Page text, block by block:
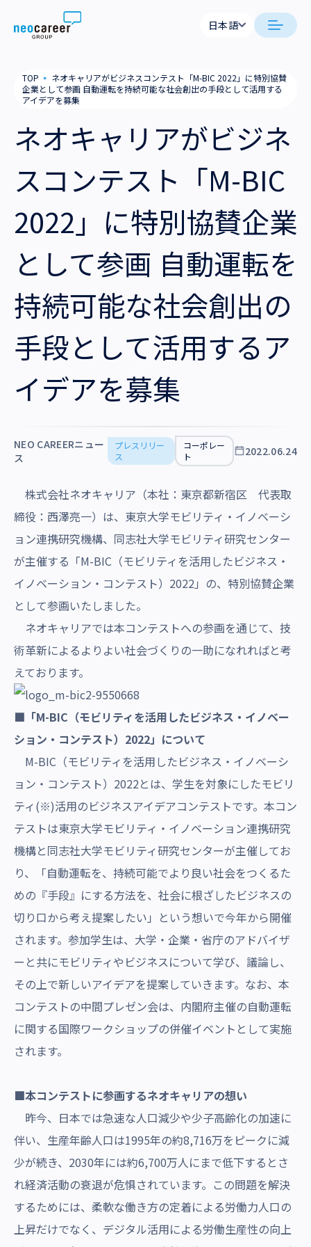
Skip to content
日本語
English
代表メッセージ
私たちの考え方
採用支援
就労支援
業務支援
企業情報
会社概要
役員一覧
拠点一覧
沿革・受賞歴
ニュース
サステナビリティ
採用情報
日本語
English
TOP ▪ ネオキャリアがビジネスコンテスト「M-BIC 2022」に特別協賛
企業として参画 自動運転を持続可能な社会創出の手段として活用する
アイデアを募集
ネオキャリアがビジネ
スコンテスト「M-BIC
2022」に特別協賛企業
として参画 自動運転を
持続可能な社会創出の
手段として活用するア
イデアを募集
NEO CAREERニュー
ス
プレスリリー
ス
コーポレー
ト
2022.06.24
株式会社ネオキャリア（本社：東京都新宿区 代表取
締役：西澤亮一）は、東京大学モビリティ・イノベーシ
ョン連携研究機構、同志社大学モビリティ研究センター
が主催する「M-BIC（モビリティを活用したビジネス・
イノベーション・コンテスト）2022」の、特別協賛企業
として参画いたしました。
ネオキャリアでは本コンテストへの参画を通じて、技
術革新によるよりよい社会づくりの一助になれればと考
えております。
■「M-BIC（モビリティを活用したビジネス・イノベー
ション・コンテスト）2022」について
M-BIC（モビリティを活用したビジネス・イノベーシ
ョン・コンテスト）2022とは、学生を対象にしたモビリ
ティ(※)活用のビジネスアイデアコンテストです。本コン
テストは東京大学モビリティ・イノベーション連携研究
機構と同志社大学モビリティ研究センターが主催してお
り、「自動運転を、持続可能でより良い社会をつくるた
めの『手段』にする方法を、社会に根ざしたビジネスの
切り口から考え提案したい」という想いで今年から開催
されます。参加学生は、大学・企業・省庁のアドバイザ
ーと共にモビリティやビジネスについて学び、議論し、
その上で新しいアイデアを提案していきます。 なお、本
コンテストの中間プレゼン会は、内閣府主催の自動運転
に関する国際ワークショップの併催イベントとして実施
されます。
■本コンテストに参画するネオキャリアの想い
昨今、日本では急速な人口減少や少子高齢化の加速に
伴い、生産年齢人口は1995年の約8,716万をピークに減
少が続き、2030年には約6,700万人にまで低下するとさ
れ経済活動の衰退が危惧されています。この問題を解決
するためには、柔軟な働き方の定着による労働力人口の
上昇だけでなく、デジタル活用による労働生産性の向上